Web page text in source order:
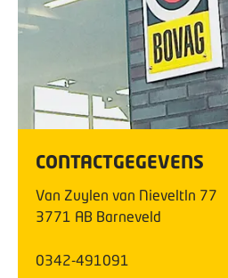
CONTACTGEGEVENS
Van Zuylen van Nieveltln 77
3771 AB Barneveld
0342-491091